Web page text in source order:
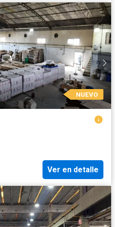
NUEVO
Ver en detalle